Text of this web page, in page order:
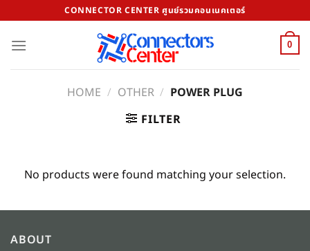
to
content
CONNECTOR CENTER ศูนย์รวมคอนเนคเตอร์
0
HOME / OTHER / POWER PLUG
FILTER
No products were found matching your selection.
ABOUT